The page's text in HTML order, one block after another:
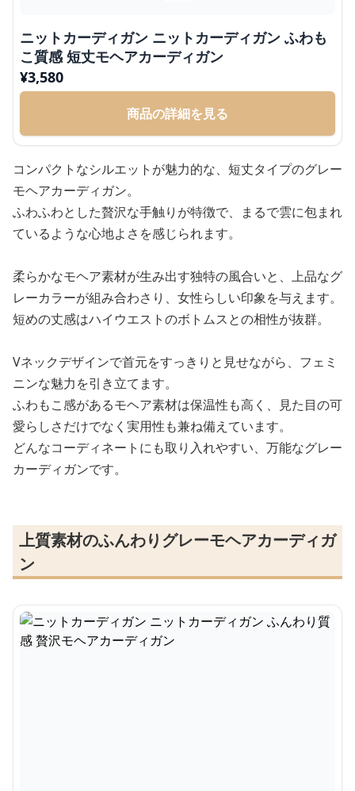
ニットカーディガン ニットカーディガン ふわも
こ質感 短丈モヘアカーディガン
¥3,580
商品の詳細を見る
コンパクトなシルエットが魅力的な、短丈タイプのグレー
モヘアカーディガン。
ふわふわとした贅沢な手触りが特徴で、まるで雲に包まれ
ているような心地よさを感じられます。
柔らかなモヘア素材が生み出す独特の風合いと、上品なグ
レーカラーが組み合わさり、女性らしい印象を与えます。
短めの丈感はハイウエストのボトムスとの相性が抜群。
Vネックデザインで首元をすっきりと見せながら、フェミ
ニンな魅力を引き立てます。
ふわもこ感があるモヘア素材は保温性も高く、見た目の可
愛らしさだけでなく実用性も兼ね備えています。
どんなコーディネートにも取り入れやすい、万能なグレー
カーディガンです。
上質素材のふんわりグレーモヘアカーディガ
ン